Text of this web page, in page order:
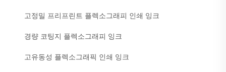
고정밀 프리프린트 플렉소그래피 인쇄 잉크
경량 코팅지 플렉소그래피 잉크
고유동성 플렉소그래픽 인쇄 잉크